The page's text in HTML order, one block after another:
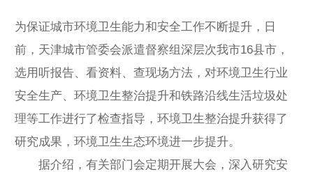
为保证城市环境卫生能力和安全工作不断提升，日
前，天津城市管委会派遣督察组深层次我市16县市，
选用听报告、看资料、查现场方法，对环境卫生行业
安全生产、环境卫生整治提升和铁路沿线生活垃圾处
理等工作进行了检查指导，环境卫生整治提升获得了
研究成果，环境卫生生态环境进一步提升。
据介绍，有关部门会定期开展大会，深入研究安